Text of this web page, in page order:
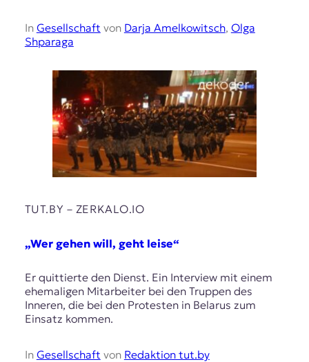
In Gesellschaft von Darja Amelkowitsch, Olga
Shparaga
TUT.BY – ZERKALO.IO
„Wer gehen will, geht leise“
Er quittierte den Dienst. Ein Interview mit einem
ehemaligen Mitarbeiter bei den Truppen des
Inneren, die bei den Protesten in Belarus zum
Einsatz kommen.
In Gesellschaft von Redaktion tut.by